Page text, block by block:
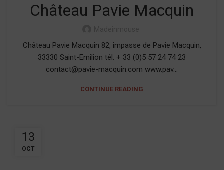
Château Pavie Macquin
Château Pavie Macquin 82, impasse de Pavie Macquin,
33330 Saint-Emilion tél. + 33 (0)5 57 24 74 23
contact@pavie-macquin.com www.pav...
CONTINUE READING
13
OCT